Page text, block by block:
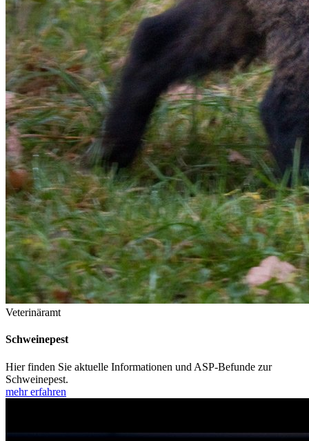
Veterinäramt
Schweinepest
Hier finden Sie aktuelle Informationen und ASP-Befunde zur
Schweinepest.
mehr erfahren